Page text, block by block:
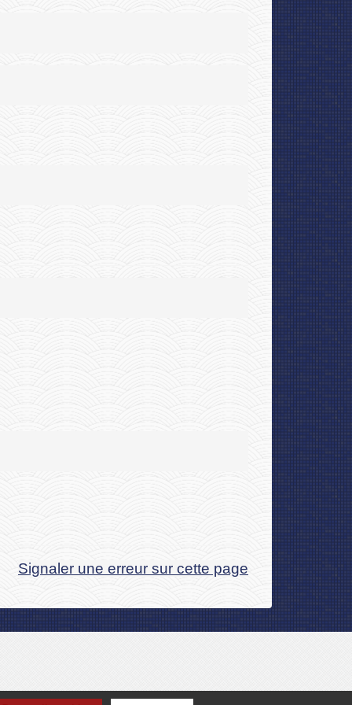
Signaler une erreur sur cette page